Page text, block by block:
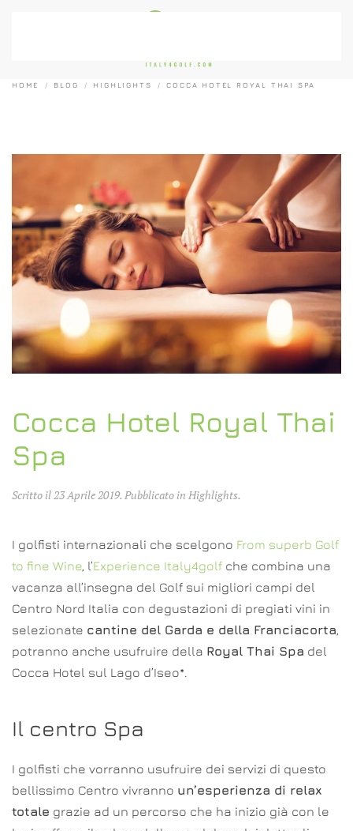
HOME BLOG HIGHLIGHTS COCCA HOTEL ROYAL THAI SPA
Cocca Hotel Royal Thai
Spa
Scritto il23 Aprile 2019. Pubblicato in Highlights.
I golfisti internazionali che scelgono From superb Golf
to fine Wine, l’Experience Italy4golf che combina una
vacanza all’insegna del Golf sui migliori campi del
Centro Nord Italia con degustazioni di pregiati vini in
selezionate cantine del Garda e della Franciacorta,
potranno anche usufruire della Royal Thai Spa del
Cocca Hotel sul Lago d’Iseo*.
Il centro Spa
I golfisti che vorranno usufruire dei servizi di questo
bellissimo Centro vivranno un’esperienza di relax
totale grazie ad un percorso che ha inizio già con le